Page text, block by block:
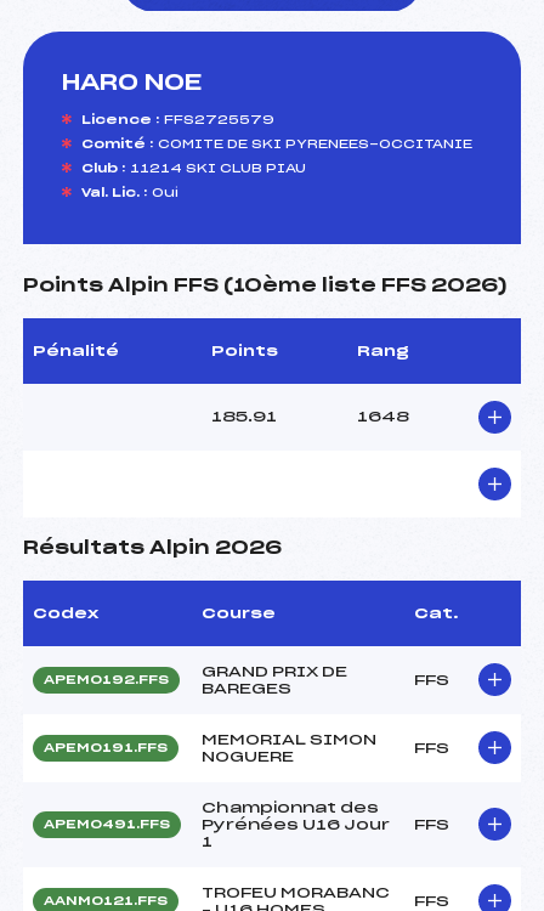
HARO NOE
Licence : FFS2725579
Comité : COMITE DE SKI PYRENEES-OCCITANIE
Club : 11214 SKI CLUB PIAU
Val. Lic. : Oui
Points Alpin FFS (10ème liste FFS 2026)
Pénalité Points Rang
185.91 1648
Résultats Alpin 2026
Codex Course Cat.
APEM0192.FFS
GRAND PRIX DE
BAREGES
FFS
APEM0191.FFS
MEMORIAL SIMON
NOGUERE
FFS
APEM0491.FFS
Championnat des
Pyrénées U16 Jour
1
FFS
AANM0121.FFS
TROFEU MORABANC
FFS